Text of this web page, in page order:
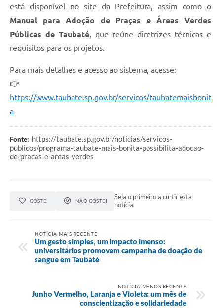
está disponível no site da Prefeitura, assim como o
Manual para Adoção de Praças e Áreas Verdes
Públicas de Taubaté , que reúne diretrizes técnicas e
requisitos para os projetos.
Para mais detalhes e acesso ao sistema, acesse:
👉
https://www.taubate.sp.gov.br/servicos/taubatemaisbonit
a
Fonte: https://taubate.sp.gov.br/noticias/servicos-
publicos/programa-taubate-mais-bonita-possibilita-adocao-
de-pracas-e-areas-verdes
GOSTEI NÃO GOSTEI
Seja o primeiro a curtir esta
notícia.
NOTÍCIA MAIS RECENTE
Um gesto simples, um impacto imenso:
universitários promovem campanha de doação de
sangue em Taubaté
NOTÍCIA MENOS RECENTE
Junho Vermelho, Laranja e Violeta: um mês de
conscientização e solidariedade